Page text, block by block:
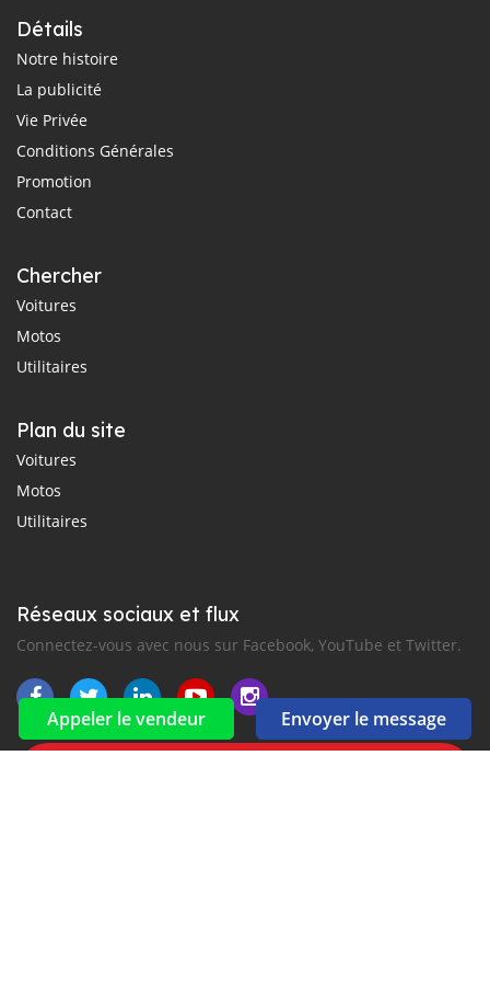
Appeler le vendeur Envoyer le message
Détails
Notre histoire
La publicité
Vie Privée
Conditions Générales
Promotion
Contact
Chercher
Voitures
Motos
Utilitaires
Plan du site
Voitures
Motos
Utilitaires
Réseaux sociaux et flux
Connectez-vous avec nous sur Facebook, YouTube et Twitter.